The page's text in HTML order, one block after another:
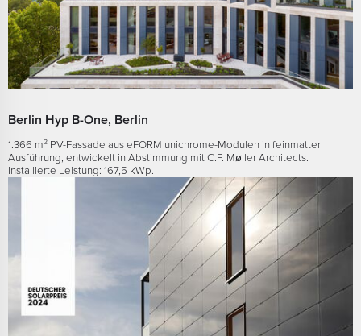
Berlin Hyp B-One, Berlin
1.366 m² PV-Fassade aus eFORM unichrome-Modulen in feinmatter
Ausführung, entwickelt in Abstimmung mit C.F. Møller Architects.
Installierte Leistung: 167,5 kWp.